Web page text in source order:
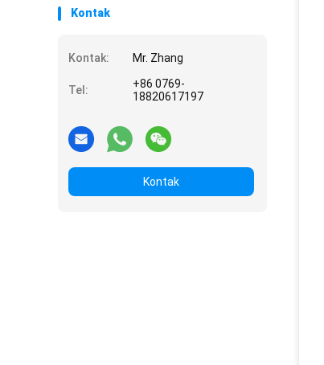
Kontak
Kontak: Mr. Zhang
Tel:
+86 0769-
18820617197
Kontak